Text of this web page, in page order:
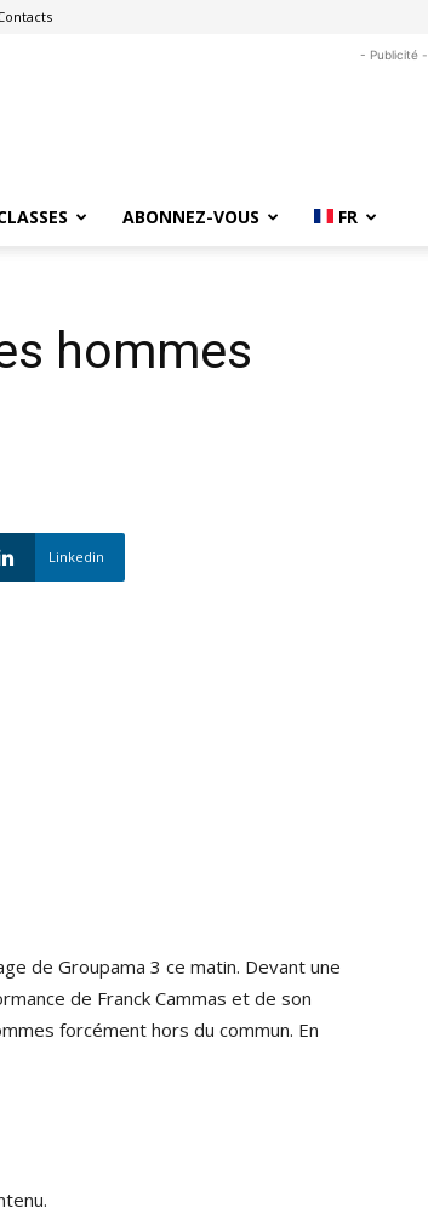
- Publicité -
ABONNEZ-VOUS FR
hommes
Linkedin
de Groupama 3 ce matin. Devant une
de Franck Cammas et de son
forcément hors du commun. En